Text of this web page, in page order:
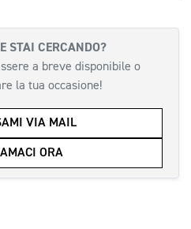
STAI CERCANDO?
a breve disponibile o
la tua occasione!
VIA MAIL
ORA